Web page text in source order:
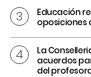
Educación
oposiciones
La
acuerdos
del